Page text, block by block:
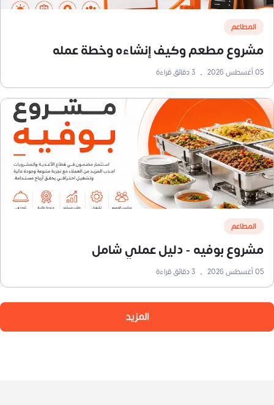
المطاعم
مشروع مطعم وكيف إنشاءه وخطة عمله
05 أغسطس 2026 •
3دقائق قراءة
المطاعم
مشروع بوفيه - دليل عملي شامل
05 أغسطس 2026 •
3دقائق قراءة
المزيد